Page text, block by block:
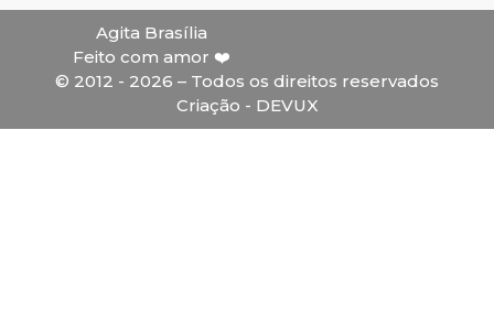
Agita Brasília
Feito com amor ❤️
© 2012 - 2026 – Todos os direitos reservados
Criação - DEVUX